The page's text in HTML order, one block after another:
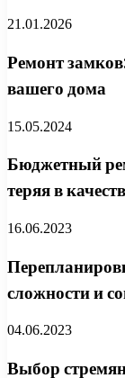
21.01.2026
Ремонт
вашего дома
15.05.2024
Бюджетный
теряя в
16.06.2023
сложности и
04.06.2023
Выбор